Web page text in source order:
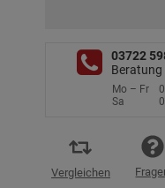
03722
Beratung
Mo – Fr
Sa
Vergleichen